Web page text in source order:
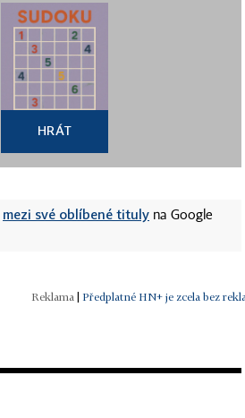
HRÁT
mezi své oblíbené tituly na Google
| Předplatné HN+ je zcela bez